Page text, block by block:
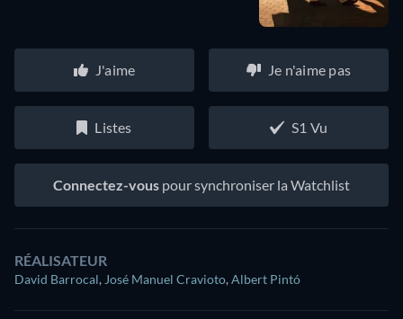
J'aime Je n'aime pas
Listes S1 Vu
Connectez-vous pour synchroniser la Watchlist
RÉALISATEUR
David Barrocal, José Manuel Cravioto,Albert Pintó